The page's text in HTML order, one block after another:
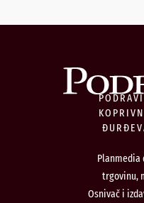
Planmedia
trgovinu,
Osnivač i